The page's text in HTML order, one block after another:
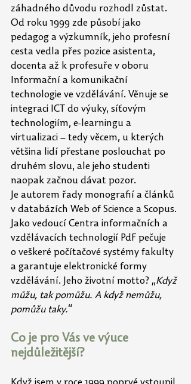
záhadného důvodu rozhodl zůstat.
Od roku 1999 zde působí jako
pedagog a výzkumník, jeho profesní
cesta vedla přes pozice asistenta,
docenta až k profesuře v oboru
Informační a komunikační
technologie ve vzdělávání. Věnuje se
integraci ICT do výuky, síťovým
technologiím, e-learningu a
virtualizaci – tedy věcem, u kterých
většina lidí přestane poslouchat po
druhém slovu, ale jeho studenti
naopak začnou dávat pozor.
Je autorem řady monografií a článků
v databázích Web of Science a Scopus.
Jako vedoucí Centra informačních a
vzdělávacích technologií PdF pečuje
o veškeré počítačové systémy fakulty
a garantuje elektronické formy
vzdělávání. Jeho životní motto? „Když
můžu, tak pomůžu. A když nemůžu,
pomůžu taky.“
Co je pro Vás ve výuce
nejdůležitější?